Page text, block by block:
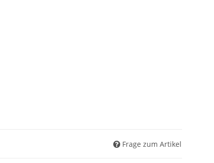
Frage zum Artikel